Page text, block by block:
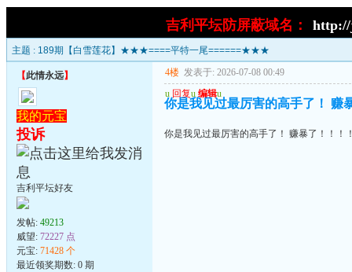
吉利平坛防屏蔽域名： http://
主题 : 189期【白雪莲花】★★★====平特一尾======★★★
【此情永远】
我的元宝
投诉
吉利平坛好友
发帖: 49213
威望: 72227 点
元宝: 71428 个
最近领奖期数: 0 期
4楼 发表于: 2026-07-08 00:49
u 回复u 编辑u
你是我见过最厉害的高手了！ 赚
你是我见过最厉害的高手了！ 赚暴了！！！